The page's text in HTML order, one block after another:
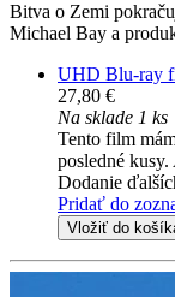
Bitva o Zemi
Michael Bay a
UHD Blu-ray
27,80 €
Na sklade 1 ks
Tento film
posledné
Dodanie
Pridať do
Vložiť do